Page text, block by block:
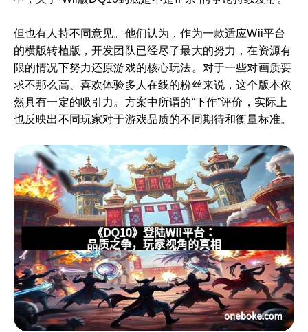
但也有人持不同意见。他们认为，作为一款适应Wii平台
的横版转植版，开发团队已经尽了最大的努力，在资源有
限的情况下努力还原游戏的核心玩法。对于一些对画质要
求不那么高、喜欢体验多人在线的粉丝来说，这个版本依
然具有一定的吸引力。方案中所谓的“下作”评价，实际上
也反映出不同玩家对于游戏品质的不同期待和衡量标准。